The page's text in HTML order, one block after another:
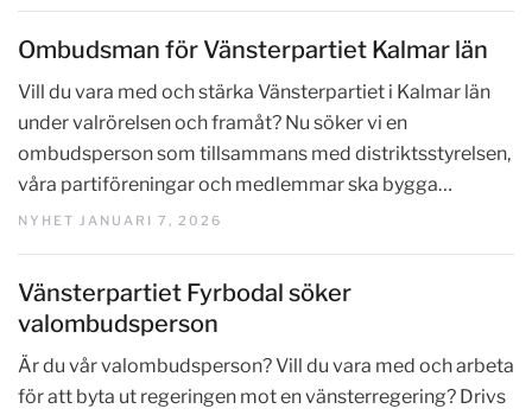
Ombudsman för Vänsterpartiet Kalmar län
Vill du vara med och stärka Vänsterpartiet i Kalmar län
under valrörelsen och framåt? Nu söker vi en
ombudsperson som tillsammans med distriktsstyrelsen,
våra partiföreningar och medlemmar ska bygga…
NYHET JANUARI 7, 2026
Vänsterpartiet Fyrbodal söker
valombudsperson
Är du vår valombudsperson? Vill du vara med och arbeta
för att byta ut regeringen mot en vänsterregering? Drivs